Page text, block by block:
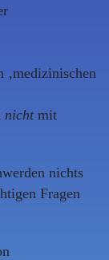
nicht mit
nichts
Fragen